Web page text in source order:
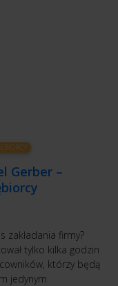
Gerber –
zakładania firmy?
tylko kilka godzin
którzy będą
jedynym